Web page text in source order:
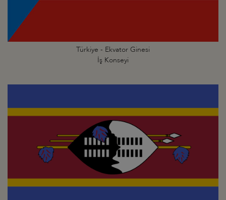
Türkiye - Ekvator Ginesi
İş Konseyi